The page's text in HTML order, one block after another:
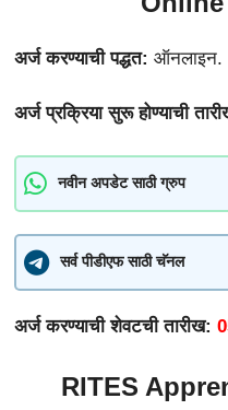
अर्ज करण्याची पद्धत: ऑनलाइन.
अर्ज प्रक्रिया सुरू होण्याची
नवीन अपडेट साठी ग्रुप
सर्व पीडीएफ साठी चॅनल
अर्ज करण्याची शेवटची तारीख:
RITES